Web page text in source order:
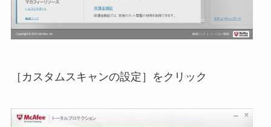
［カスタムスキャンの設定］をクリック